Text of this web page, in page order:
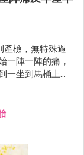
產檢，無特殊過
一陣一陣的痛，
一坐到馬桶上，
陳醫師說的，這
1 個小時內就送
陣痛」合併破